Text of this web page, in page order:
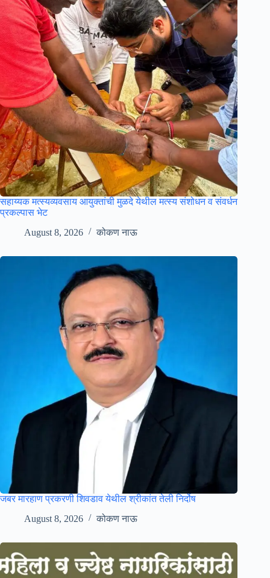
सहाय्यक मत्स्यव्यवसाय आयुक्तांची मुळदे येथील मत्स्य संशोधन व संवर्धन
प्रकल्पास भेट
August 8, 2026
कोकण नाऊ
जबर मारहाण प्रकरणी शिवडाव येथील श्रीकांत तेली निर्दोष
August 8, 2026
कोकण नाऊ